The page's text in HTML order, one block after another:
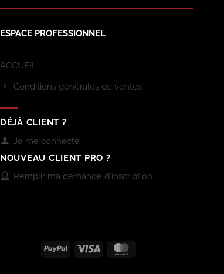
ESPACE PROFESSIONNEL
ACCUEIL
Conditions générales de ventes
DÉJÀ CLIENT ?
Je me connecte
NOUVEAU CLIENT PRO ?
Remplir ma demande d'inscription
PayPal Visa